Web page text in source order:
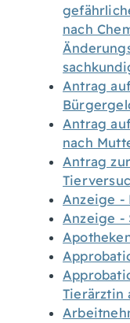
nach
Antrag
Antrag
nach
Antrag
Anzeige -
Anzeige -
Tierärztin